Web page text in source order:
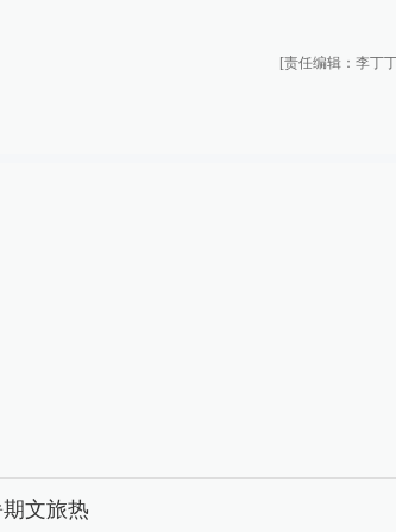
[责任编辑：李丁
文旅热